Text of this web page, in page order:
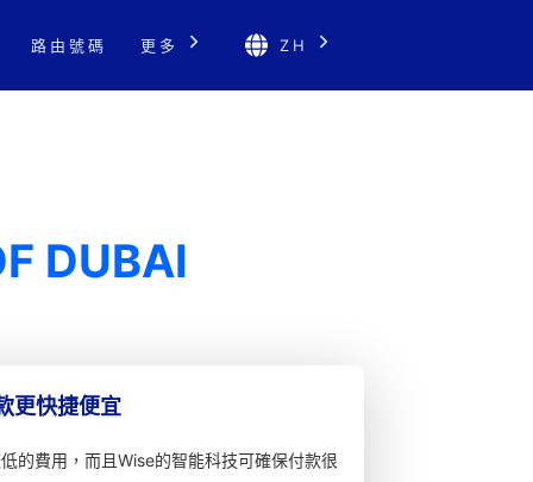
路由號碼 更多 ZH
DUBAI
更快捷便宜
的費用，而且Wise的智能科技可確保付款很